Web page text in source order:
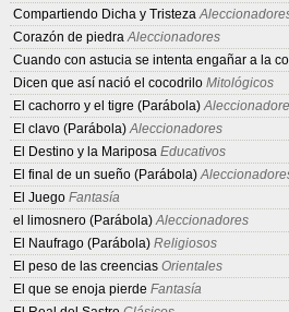
Compartiendo Dicha y Tristeza
Corazón de piedraAleccionadores
Cuando con astucia se intenta engañar a la
Dicen que así nació el cocodrilo Mitológicos
El cachorro y el tigre (Parábola)
El clavo (Parábola)Aleccionadores
El Destino y la Mariposa Educativos
El final de un sueño (Parábola)
El Juego Fantasía
el limosnero (Parábola)Aleccionadores
El Naufrago (Parábola) Religiosos
El peso de las creencias Orientales
El que se enoja pierde Fantasía